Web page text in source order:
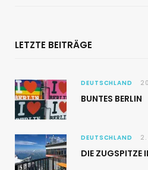
LETZTE BEITRÄGE
DEUTSCHLAND
BUNTES BERLIN
DEUTSCHLAND
DIE ZUGSPITZE